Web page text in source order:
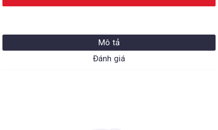
Mô tả
Đánh giá